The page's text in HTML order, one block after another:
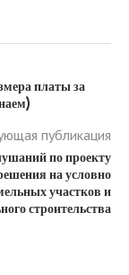
платы за
публикация
по проекту
на условно
участков и
строительства